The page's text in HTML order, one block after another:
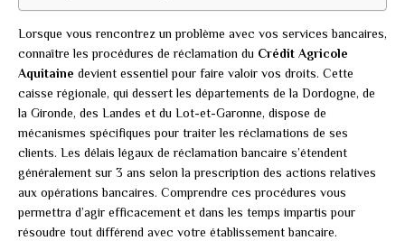
Lorsque vous rencontrez un problème avec vos services bancaires,
connaître les procédures de réclamation du Crédit Agricole
Aquitaine devient essentiel pour faire valoir vos droits. Cette
caisse régionale, qui dessert les départements de la Dordogne, de
la Gironde, des Landes et du Lot-et-Garonne, dispose de
mécanismes spécifiques pour traiter les réclamations de ses
clients. Les délais légaux de réclamation bancaire s’étendent
généralement sur 3 ans selon la prescription des actions relatives
aux opérations bancaires. Comprendre ces procédures vous
permettra d’agir efficacement et dans les temps impartis pour
résoudre tout différend avec votre établissement bancaire.